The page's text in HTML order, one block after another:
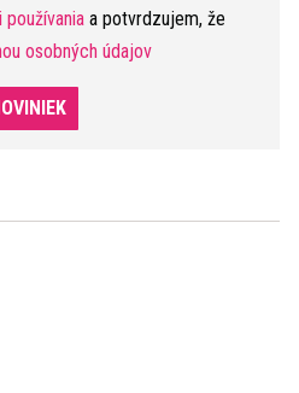
a potvrdzujem, že
osobných údajov